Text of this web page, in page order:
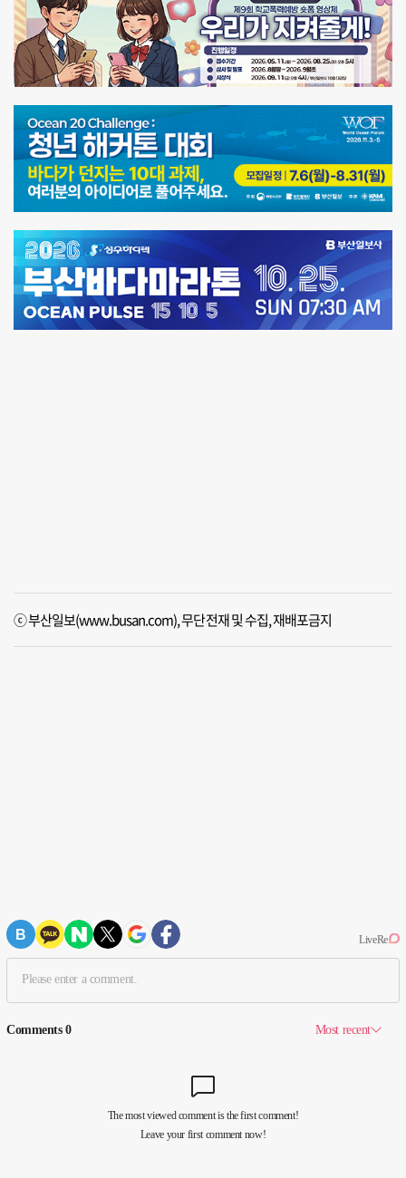
ⓒ 부산일보(www.busan.com), 무단전재 및 수집, 재배포금지